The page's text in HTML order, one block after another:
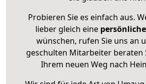
Probieren Sie es einfach aus.
lieber gleich eine
wünschen, rufen Sie uns an
geschulten Mitarbeiter beraten
Ihrem neuen Weg nach